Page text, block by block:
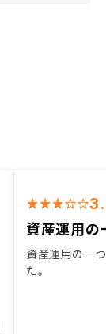
資産運用の
資産運用の一
た。